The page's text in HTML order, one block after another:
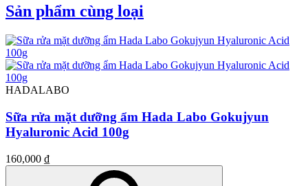
Sản phẩm cùng loại
HADALABO
Sữa rửa mặt dưỡng ẩm Hada Labo Gokujyun
Hyaluronic Acid 100g
160,000 ₫